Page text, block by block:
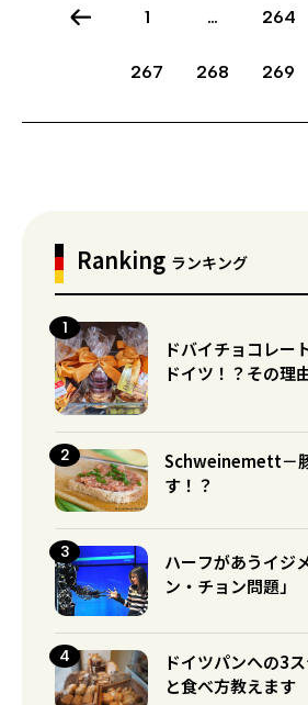
1 … 264
267 268 269
Ranking ランキング
ドバイチョコレー
ドイツ！？その理
Schweinemett－
す！？
ハーフがあうイジ
ン・チョン問題」
ドイツパンへの3
と食べ方教えます